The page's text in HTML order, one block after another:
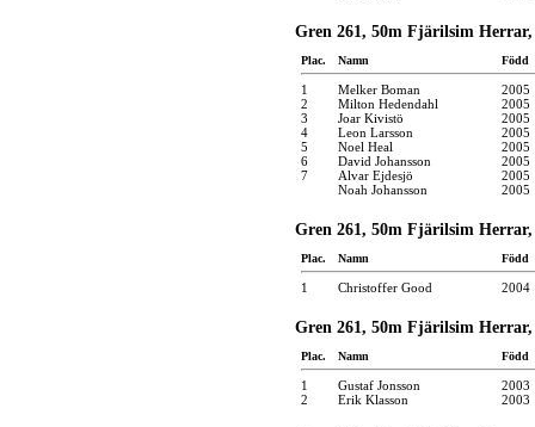
Gren 261, 50m Fjärilsim Herrar,
Plac. Namn Född
1 Melker Boman
2005
2
Milton Hedendahl
2005
3
Joar Kivistö
2005
4
Leon Larsson
2005
5
Noel Heal
2005
6
David Johansson
2005
7
Alvar Ejdesjö
2005
Noah Johansson
2005
Gren 261, 50m Fjärilsim Herrar,
Plac. Namn Född
1 Christoffer Good 2004
Gren 261, 50m Fjärilsim Herrar,
Plac. Namn Född
1 Gustaf Jonsson
2003
2
Erik Klasson 2003